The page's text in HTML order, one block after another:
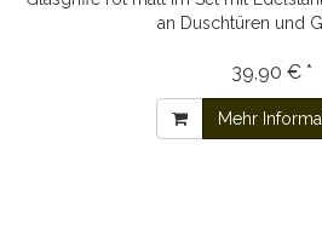
an Duschtüren und
39,90 € *
Mehr